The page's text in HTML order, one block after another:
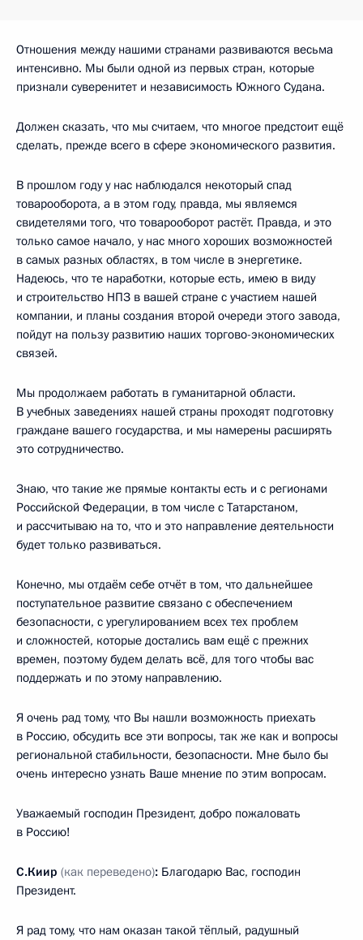
Отношения между нашими странами развиваются весьма
интенсивно. Мы были одной из первых стран, которые
признали суверенитет и независимость Южного Судана.
Должен сказать, что мы считаем, что многое предстоит ещё
сделать, прежде всего в сфере экономического развития.
В прошлом году у нас наблюдался некоторый спад
товарооборота, а в этом году, правда, мы являемся
свидетелями того, что товарооборот растёт. Правда, и это
только самое начало, у нас много хороших возможностей
в самых разных областях, в том числе в энергетике.
Надеюсь, что те наработки, которые есть, имею в виду
и строительство НПЗ в вашей стране с участием нашей
компании, и планы создания второй очереди этого завода,
пойдут на пользу развитию наших торгово-экономических
связей.
Мы продолжаем работать в гуманитарной области.
В учебных заведениях нашей страны проходят подготовку
граждане вашего государства, и мы намерены расширять
это сотрудничество.
Знаю, что такие же прямые контакты есть и с регионами
Российской Федерации, в том числе с Татарстаном,
и рассчитываю на то, что и это направление деятельности
будет только развиваться.
Конечно, мы отдаём себе отчёт в том, что дальнейшее
поступательное развитие связано с обеспечением
безопасности, с урегулированием всех тех проблем
и сложностей, которые достались вам ещё с прежних
времен, поэтому будем делать всё, для того чтобы вас
поддержать и по этому направлению.
Я очень рад тому, что Вы нашли возможность приехать
в Россию, обсудить все эти вопросы, так же как и вопросы
региональной стабильности, безопасности. Мне было бы
очень интересно узнать Ваше мнение по этим вопросам.
Уважаемый господин Президент, добро пожаловать
в Россию!
С.Киир (как переведено): Благодарю Вас, господин
Президент.
Я рад тому, что нам оказан такой тёплый, радушный